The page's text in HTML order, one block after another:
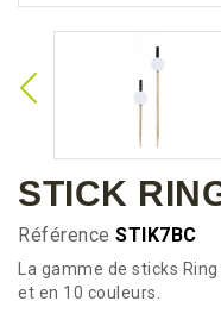
STICK
Référence STIK7BC
La gamme de sticks
et en 10 couleurs.